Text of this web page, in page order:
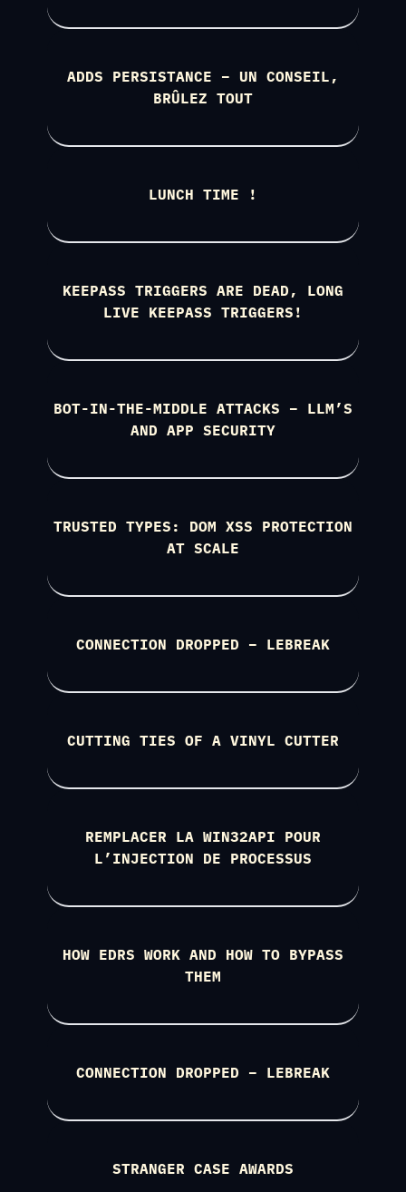
ADDS PERSISTANCE – UN CONSEIL,
BRÛLEZ TOUT
LUNCH TIME !
KEEPASS TRIGGERS ARE DEAD, LONG
LIVE KEEPASS TRIGGERS!
BOT-IN-THE-MIDDLE ATTACKS – LLM’S
AND APP SECURITY
TRUSTED TYPES: DOM XSS PROTECTION
AT SCALE
CONNECTION DROPPED – LEBREAK
CUTTING TIES OF A VINYL CUTTER
REMPLACER LA WIN32API POUR
L’INJECTION DE PROCESSUS
HOW EDRS WORK AND HOW TO BYPASS
THEM
CONNECTION DROPPED – LEBREAK
STRANGER CASE AWARDS